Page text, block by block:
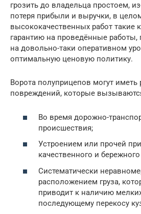
грозить до владельца простоем,
потеря прибыли и выручки, в
высококачественных работ такие
гарантию на проведённые работы,
на довольно-таки оперативном
оптимальную ценовую политику.
Ворота полуприцепов могут
повреждений, которые
Во время дорожно-
происшествия;
Устроением или прочей при
качественного и
Систематически
расположением груза,
приводит к наличию
последующему перекосу